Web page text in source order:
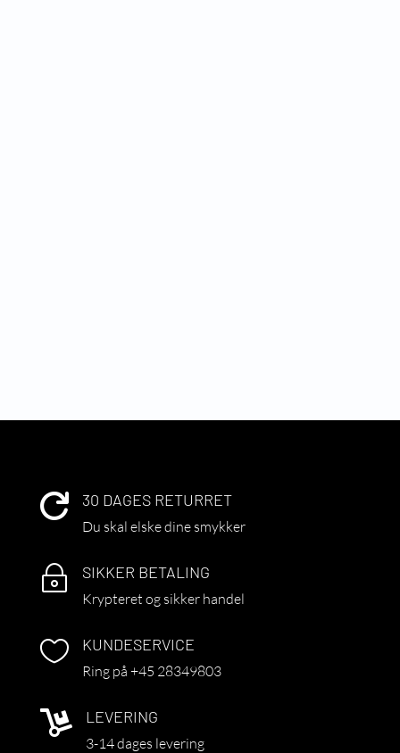
 30 DAGES RETURRET
Du skal elske dine smykker
~ SIKKER BETALING
Krypteret og sikker handel
 KUNDESERVICE
Ring på +45 28349803
 LEVERING
3-14 dages levering